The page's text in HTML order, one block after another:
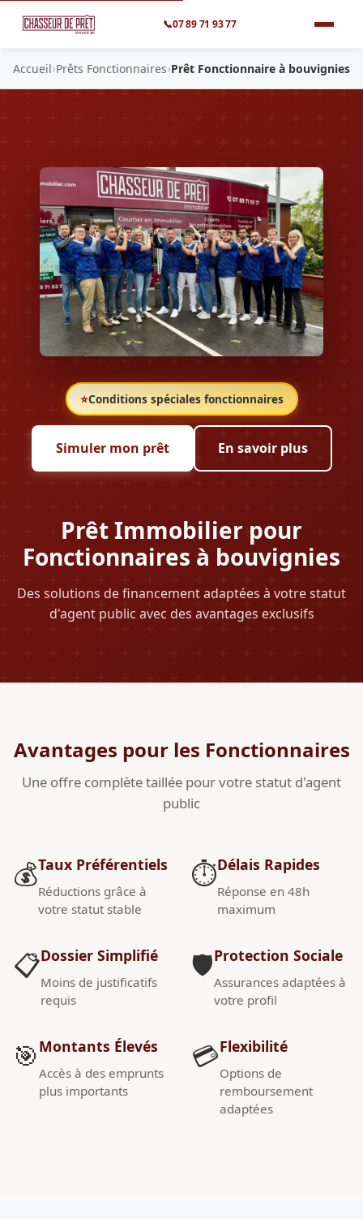
📞07 89 71 93 77
Accueil›Prêts Fonctionnaires›Prêt Fonctionnaire à bouvignies
⭐Conditions spéciales fonctionnaires
Prêt Immobilier pour
Fonctionnaires à bouvignies
Des solutions de financement adaptées à votre statut
d'agent public avec des avantages exclusifs
Simuler mon prêt En savoir plus
Avantages pour les Fonctionnaires
Une offre complète taillée pour votre statut d'agent
public
💰Taux Préférentiels
Réductions grâce à
votre statut stable
📋Dossier Simplifié
Moins de justificatifs
requis
🎯 Montants Élevés
Accès à des emprunts
plus importants
⏱️Délais Rapides
Réponse en 48h
maximum
🛡️Protection Sociale
Assurances adaptées à
votre profil
💳Flexibilité
Options de
remboursement
adaptées